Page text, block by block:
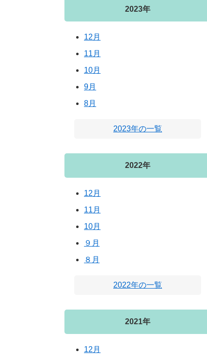
2023年
12月
11月
10月
9月
8月
2023年の一覧
2022年
12月
11月
10月
９月
８月
2022年の一覧
2021年
12月